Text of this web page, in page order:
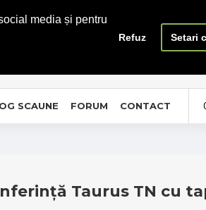
media și pentru
Refuz Setari
Favorite
SCAUNE FORUM CONTACT
Taurus TN cu